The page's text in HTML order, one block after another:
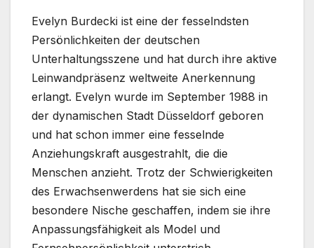
Evelyn Burdecki ist eine der fesselndsten
Persönlichkeiten der deutschen
Unterhaltungsszene und hat durch ihre aktive
Leinwandpräsenz weltweite Anerkennung
erlangt. Evelyn wurde im September 1988 in
der dynamischen Stadt Düsseldorf geboren
und hat schon immer eine fesselnde
Anziehungskraft ausgestrahlt, die die
Menschen anzieht. Trotz der Schwierigkeiten
des Erwachsenwerdens hat sie sich eine
besondere Nische geschaffen, indem sie ihre
Anpassungsfähigkeit als Model und